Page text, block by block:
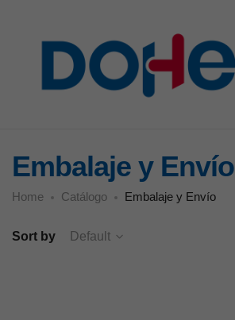
Embalaje y Envío
Home Catálogo Embalaje y Envío
Sort by Default